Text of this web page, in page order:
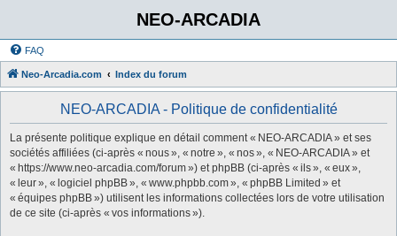
NEO-ARCADIA
FAQ
Neo-Arcadia.com Index du forum
NEO-ARCADIA - Politique de confidentialité
La présente politique explique en détail comment « NEO-ARCADIA » et ses
sociétés affiliées (ci-après « nous », « notre », « nos », « NEO-ARCADIA » et
« https://www.neo-arcadia.com/forum ») et phpBB (ci-après « ils », « eux »,
« leur », « logiciel phpBB », « www.phpbb.com », « phpBB Limited » et
« équipes phpBB ») utilisent les informations collectées lors de votre utilisation
de ce site (ci-après « vos informations »).